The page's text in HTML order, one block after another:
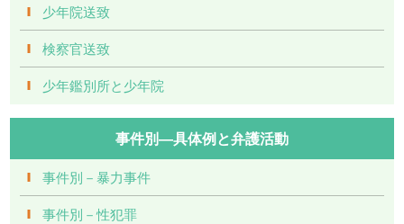
少年院送致
検察官送致
少年鑑別所と少年院
事件別―具体例と弁護活動
事件別－暴力事件
事件別－性犯罪